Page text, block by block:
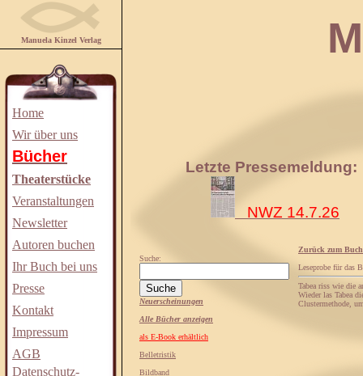
Manuela Kinzel Verlag
Home
Wir über uns
Bücher
Theaterstücke
Veranstaltungen
Newsletter
Autoren buchen
Ihr Buch bei uns
Presse
Kontakt
Impressum
AGB
Datenschutz-
Letzte Pressemeldung:
NWZ 14.7.26
Suche:
Neuerscheinungen
Alle Bücher anzeigen
als E-Book erhältlich
Belletristik
Bildband
Zurück zum Buch
Leseprobe für das
Tabea riss wie die
Wieder las Tabea
Clustermethode,